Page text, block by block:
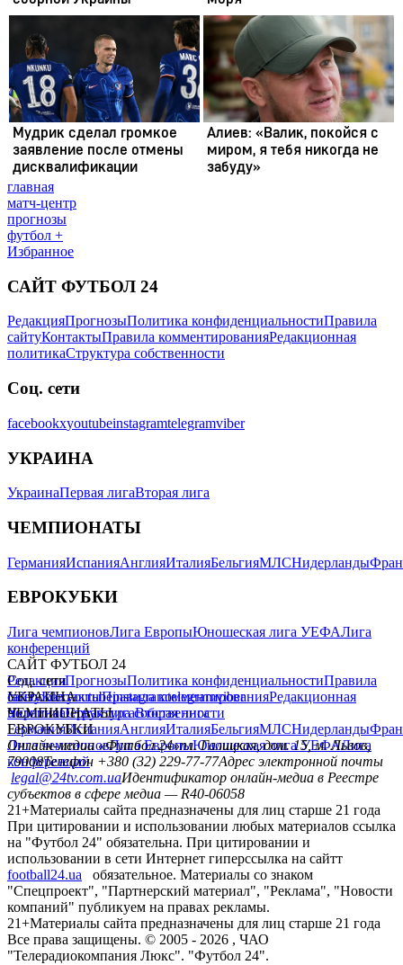
главная
матч-центр
прогнозы
футбол +
Избранное
САЙТ ФУТБОЛ 24
РедакцияПрогнозыПолитика конфиденциальностиПравила
сайтуКонтактыПравила комментированияРедакционная
политикаСтруктура собственности
Соц. сети
facebookxyoutubeinstagramtelegramviber
УКРАИНА
УкраинаПервая лигаВторая лига
ЧЕМПИОНАТЫ
ГерманияИспанияАнглияИталияБельгияМЛСНидерланды
ЕВРОКУБКИ
Лига чемпионовЛига ЕвропыЮношеская лига УЕФАЛига
конференций
САЙТ ФУТБОЛ 24
РедакцияПрогнозыПолитика конфиденциальностиПравила
сайтуКонтактыПравила комментированияРедакционная
политикаСтруктура собственности
Соц. сети
facebookxyoutubeinstagramtelegramviber
УКРАИНА
УкраинаПервая лигаВторая лига
ЧЕМПИОНАТЫ
ГерманияИспанияАнглияИталияБельгияМЛСНидерланды
ЕВРОКУБКИ
Лига чемпионовЛига ЕвропыЮношеская лига УЕФАЛига
конференций
Онлайн-медиа «Футбол 24»пл. Галицкая, дом. 15, м. Львов,
79008Телефон +380 (32) 229-77-77Адрес электронной почты
legal@24tv.com.uaИдентификатор онлайн-медиа в Реестре
субъектов в сфере медиа — R40-06058
21+Материалы сайта предназначены для лиц старше 21 года
При цитировании и использовании любых материалов ссылка
на "Футбол 24" обязательна. При цитировании и
использовании в сети Интернет гиперссылка на сайтт
football24.ua
обязательное. Материалы со знаком
"Спецпроект", "Партнерский материал", "Реклама", "Новости
компаний" публикуем на правах рекламы.
21+Материалы сайта предназначены для лиц старше 21 года
Все права защищены. © 2005 - 2026 , ЧАО
"Телерадиокомпания Люкс". "Футбол 24".